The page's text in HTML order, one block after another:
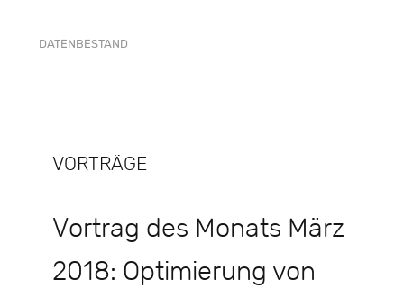
DATENBESTAND
VORTRÄGE
Vortrag des Monats März
2018: Optimierung von